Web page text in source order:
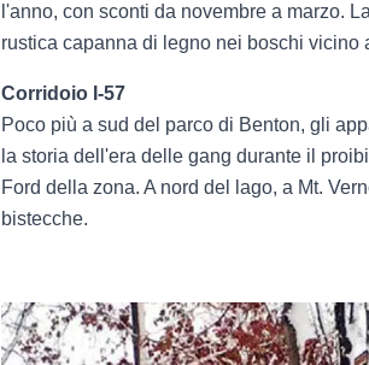
l'anno, con sconti da novembre a marzo.
rustica capanna di legno nei boschi
Corridoio I-57
Poco più a sud del parco di Benton, gli
la storia dell'era delle gang durante il
Ford della zona. A nord del lago, a Mt.
bistecche.